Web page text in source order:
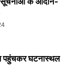
पहुंचकर घटनास्थल